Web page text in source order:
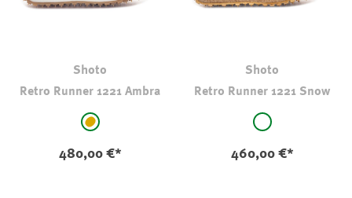
Shoto
Retro Runner 1221 Ambra
auswählen
hellbraun-camel
480,00 €*
Shoto
Retro Runner 1221 Snow
auswählen
weiß
460,00 €*